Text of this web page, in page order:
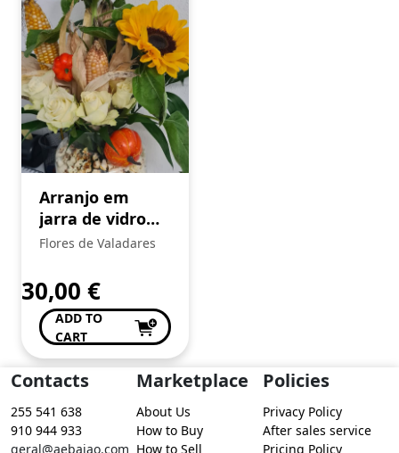
Arranjo em
jarra de vidro
com flores
acessórios
Flores de Valadares
30,00 €
ADD TO
CART
Contacts
255 541 638
910 944 933
geral@aebaiao.com
Marketplace
About Us
How to Buy
How to Sell
Policies
Privacy Policy
After sales service
Pricing Policy